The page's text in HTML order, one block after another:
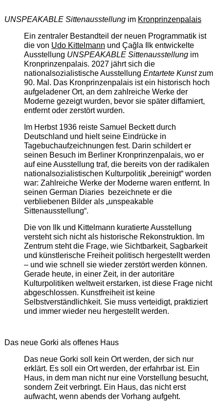
UNSPEAKABLE Sittenausstellungim Kronprinzenpalais
Ein zentraler Bestandteil der neuen Programmatik ist
die von Udo Kittelmann und Çağla Ilk entwickelte
Ausstellung UNSPEAKABLE Sittenausstellungim
Kronprinzenpalais. 2027 jährt sich die
nationalsozialistische Ausstellung Entartete Kunstzum
90. Mal. Das Kronprinzenpalais ist ein historisch hoch
aufgeladener Ort, an dem zahlreiche Werke der
Moderne gezeigt wurden, bevor sie später diffamiert,
entfernt oder zerstört wurden.
Im Herbst 1936 reiste Samuel Beckett durch
Deutschland und hielt seine Eindrücke in
Tagebuchaufzeichnungen fest. Darin schildert er
seinen Besuch im Berliner Kronprinzenpalais, wo er
auf eine Ausstellung traf, die bereits von der radikalen
nationalsozialistischen Kulturpolitik „bereinigt“ worden
war: Zahlreiche Werke der Moderne waren entfernt. In
seinen German Diaries bezeichnete er die
verbliebenen Bilder als „unspeakable
Sittenausstellung“.
Die von Ilk und Kittelmann kuratierte Ausstellung
versteht sich nicht als historische Rekonstruktion. Im
Zentrum steht die Frage, wie Sichtbarkeit, Sagbarkeit
und künstlerische Freiheit politisch hergestellt werden
– und wie schnell sie wieder zerstört werden können.
Gerade heute, in einer Zeit, in der autoritäre
Kulturpolitiken weltweit erstarken, ist diese Frage nicht
abgeschlossen. Kunstfreiheit ist keine
Selbstverständlichkeit. Sie muss verteidigt, praktiziert
und immer wieder neu hergestellt werden.
Das neue Gorki als offenes Haus
Das neue Gorki soll kein Ort werden, der sich nur
erklärt. Es soll ein Ort werden, der erfahrbar ist. Ein
Haus, in dem man nicht nur eine Vorstellung besucht,
sondern Zeit verbringt. Ein Haus, das nicht erst
aufwacht, wenn abends der Vorhang aufgeht.